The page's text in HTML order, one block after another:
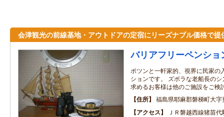
会津観光の前線基地・アウトドアの定宿にリーズナブル価格で提
バリアフリーペンシ
ポツンと一軒家的、視界に民家の
ションです。 ズボラな老船長の
求めるお客様は他のご施設をご検
住所
福島県耶麻郡磐梯町大字
アクセス
ＪＲ磐越西線猪苗